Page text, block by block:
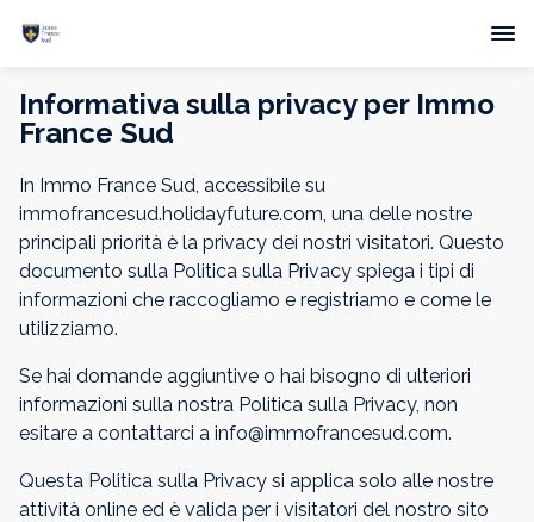
Informativa sulla privacy per Immo
France Sud
In Immo France Sud, accessibile su
immofrancesud.holidayfuture.com, una delle nostre
principali priorità è la privacy dei nostri visitatori. Questo
documento sulla Politica sulla Privacy spiega i tipi di
informazioni che raccogliamo e registriamo e come le
utilizziamo.
Se hai domande aggiuntive o hai bisogno di ulteriori
informazioni sulla nostra Politica sulla Privacy, non
esitare a contattarci a info@immofrancesud.com.
Questa Politica sulla Privacy si applica solo alle nostre
attività online ed è valida per i visitatori del nostro sito